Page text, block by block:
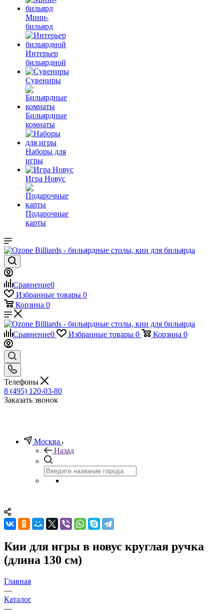
Мини-
бильярд
Интерьер
бильярдной
Сувениры
Бильярдные
комнаты
Наборы для
игры
Игра Новус
Подарочные
карты
Сравнение0
Избранные товары 0
Корзина 0
Сравнение0 Избранные товары 0 Корзина 0
Телефоны
8 (495) 120-03-80
Заказать звонок
Москва
Назад
Кии для игры в новус круглая ручка
(длина 130 см)
Главная
—
Каталог
—